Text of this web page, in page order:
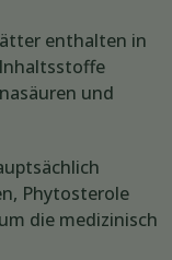
enthalten in
und
Phytosterole
die medizinisch